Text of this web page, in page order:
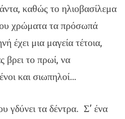
καθώς το ηλιοβασίλεμα
χρώματα τα πρόσωπά
έχει μια μαγεία τέτοια,
βρει το πρωί, να
και σιωπηλοί…
γδύνει τα δέντρα. Σ’ ένα